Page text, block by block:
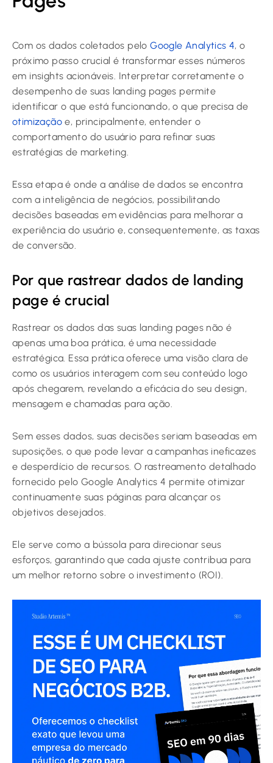
Com os dados coletados peloGoogle Analytics 4, o
próximo passo crucial é transformar esses números
em insights acionáveis. Interpretar corretamente o
desempenho de suas landing pages permite
identificar o que está funcionando, o que precisa de
otimização e, principalmente, entender o
comportamento do usuário para refinar suas
estratégias de marketing.
Essa etapa é onde a análise de dados se encontra
com a inteligência de negócios, possibilitando
decisões baseadas em evidências para melhorar a
experiência do usuário e, consequentemente, as taxas
de conversão.
Por que rastrear dados de landing
page é crucial
Rastrear os dados das suas landing pages não é
apenas uma boa prática, é uma necessidade
estratégica. Essa prática oferece uma visão clara de
como os usuários interagem com seu conteúdo logo
após chegarem, revelando a eficácia do seu design,
mensagem e chamadas para ação.
Sem esses dados, suas decisões seriam baseadas em
suposições, o que pode levar a campanhas ineficazes
e desperdício de recursos. O rastreamento detalhado
fornecido pelo Google Analytics 4 permite otimizar
continuamente suas páginas para alcançar os
objetivos desejados.
Ele serve como a bússola para direcionar seus
esforços, garantindo que cada ajuste contribua para
um melhor retorno sobre o investimento (ROI).